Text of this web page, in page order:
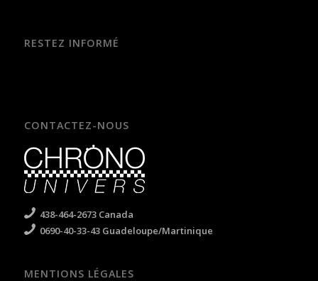
RESTEZ INFORMÉ
CONTACTEZ-NOUS
438-464-2673 Canada
0690-40-33-43 Guadeloupe/Martinique
MENTIONS LÉGALES